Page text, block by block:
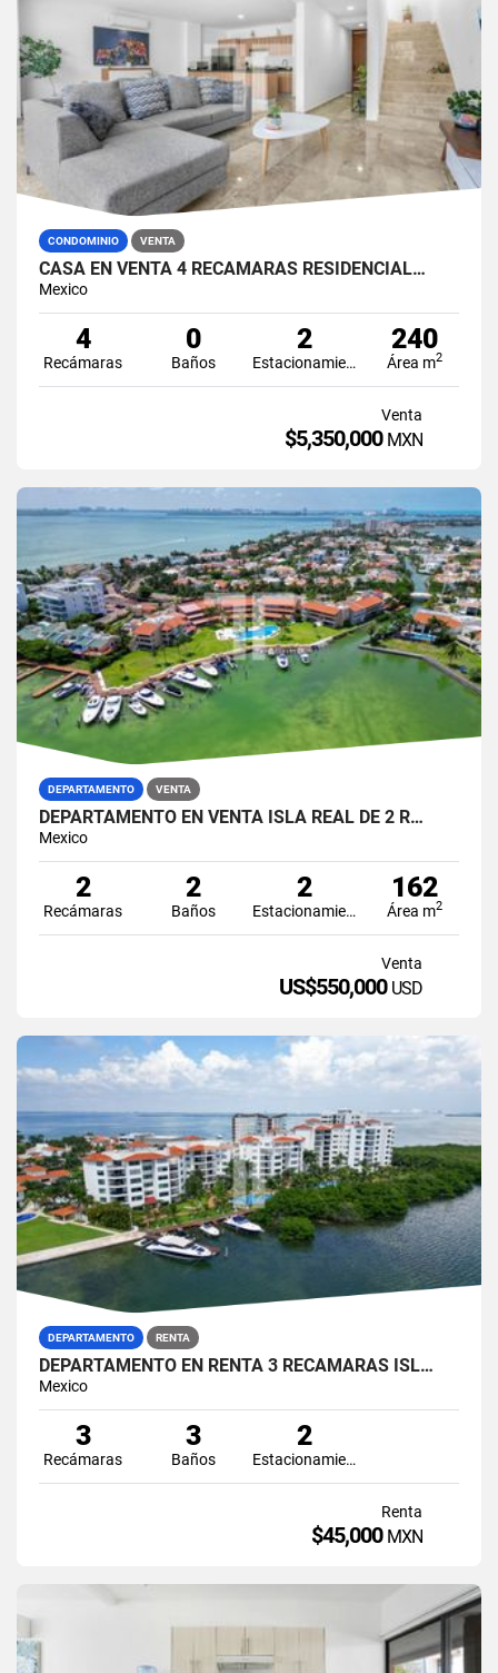
CONDOMINIO VENTA
CASA EN VENTA 4 RECÁMARAS RESIDENCIAL…
Mexico
4
Recámaras
0
Baños
2
Estacionamiento
240
Área m2
Venta
$5,350,000 MXN
DEPARTAMENTO VENTA
DEPARTAMENTO EN VENTA ISLA REAL DE 2 R…
Mexico
2
Recámaras
2
Baños
2
Estacionamiento
162
Área m2
Venta
US$550,000 USD
DEPARTAMENTO RENTA
DEPARTAMENTO EN RENTA 3 RECÁMARAS ISL…
Mexico
3
Recámaras
3
Baños
2
Estacionamiento
Renta
$45,000 MXN